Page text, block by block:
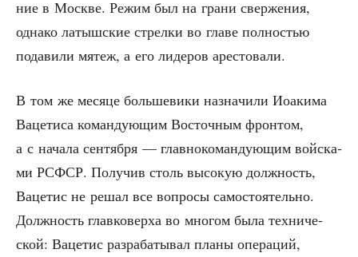
ние в Москве. Режим был на гра­ни свер­же­ния,
одна­ко латыш­ские стрел­ки во гла­ве пол­но­стью
пода­ви­ли мятеж, а его лиде­ров арестовали.
В том же меся­це боль­ше­ви­ки назна­чи­ли Иоаки­ма
Ваце­ти­са коман­ду­ю­щим Восточ­ным фрон­том,
а с нача­ла сен­тяб­ря — глав­но­ко­ман­ду­ю­щим вой­ска­
ми РСФСР. Полу­чив столь высо­кую долж­ность,
Ваце­тис не решал все вопро­сы само­сто­я­тель­но.
Долж­ность глав­ко­вер­ха во мно­гом была тех­ни­че­
ской: Ваце­тис раз­ра­ба­ты­вал пла­ны опе­ра­ций,